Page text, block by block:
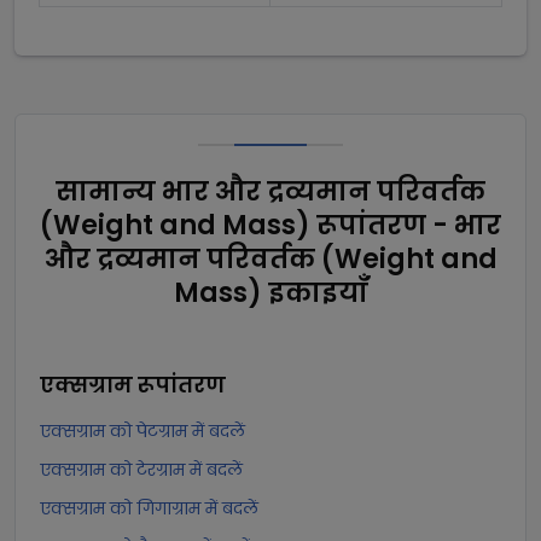
सामान्य भार और द्रव्यमान परिवर्तक
(Weight and Mass) रूपांतरण - भार
और द्रव्यमान परिवर्तक (Weight and
Mass) इकाइयाँ
एक्सग्रामरूपांतरण
एक्सग्राम को पेटग्राम में बदलें
एक्सग्राम को टेरग्राम में बदलें
एक्सग्राम को गिगाग्राम में बदलें